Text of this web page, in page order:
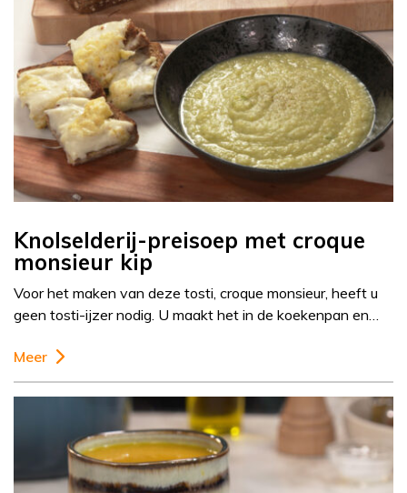
Knolselderij-preisoep met croque
monsieur kip
Voor het maken van deze tosti, croque monsieur, heeft u
geen tosti-ijzer nodig. U maakt het in de koekenpan en…
Meer